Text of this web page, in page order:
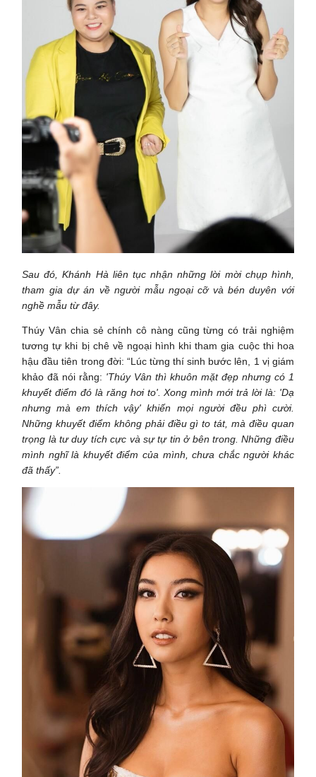
Sau đó, Khánh Hà liên tục nhận những lời mời chụp hình,
tham gia dự án về người mẫu ngoại cỡ và bén duyên với
nghề mẫu từ đây.
Thúy Vân chia sẻ chính cô nàng cũng từng có trải nghiệm
tương tự khi bị chê về ngoại hình khi tham gia cuộc thi hoa
hậu đầu tiên trong đời: “Lúc từng thí sinh bước lên, 1 vị giám
khảo đã nói rằng: 'Thúy Vân thì khuôn mặt đẹp nhưng có 1
khuyết điểm đó là răng hơi to'. Xong mình mới trả lời là: 'Dạ
nhưng mà em thích vậy' khiến mọi người đều phì cười.
Những khuyết điểm không phải điều gì to tát, mà điều quan
trọng là tư duy tích cực và sự tự tin ở bên trong. Những điều
mình nghĩ là khuyết điểm của mình, chưa chắc người khác
đã thấy”.